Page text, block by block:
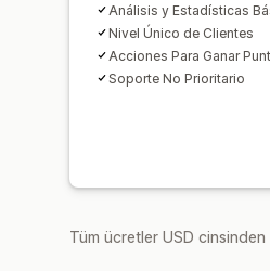
Análisis y Estadísticas
Nivel Único de Clientes
Acciones Para Ganar
Soporte No Prioritario
Tüm ücretler USD cinsinden